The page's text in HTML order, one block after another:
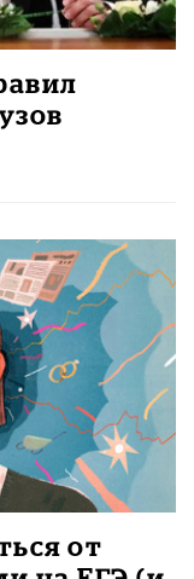
от